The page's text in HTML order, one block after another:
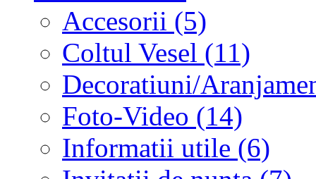
Accesorii (5)
Coltul Vesel (11)
Decoratiuni/
Foto-Video (14)
Informatii utile (6)